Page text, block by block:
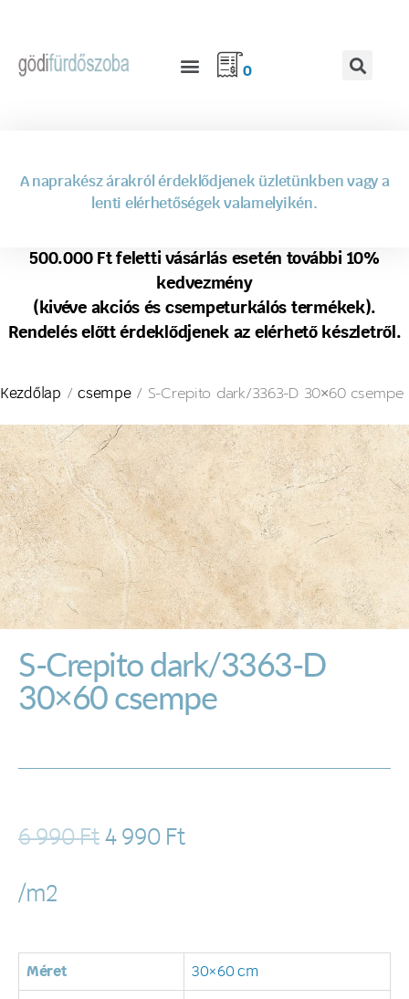
0
A naprakész árakról érdeklődjenek üzletünkben vagy a
lenti elérhetőségek valamelyikén.
500.000 Ft feletti vásárlás esetén további 10%
kedvezmény
(kivéve akciós és csempeturkálós termékek).
Rendelés előtt érdeklődjenek az elérhető készletről.
Kezdőlap /csempe/ S-Crepito dark/3363-D 30×60 csempe
S-Crepito dark/3363-D
30×60 csempe
6 990Ft 4 990 Ft
/m2
Méret 30×60 cm